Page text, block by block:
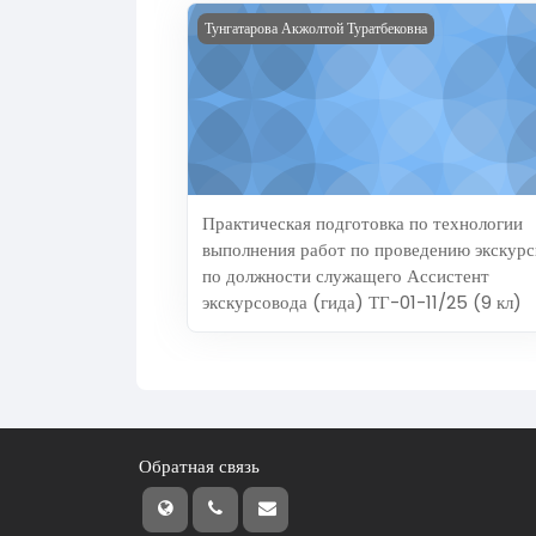
Изображение курса Практическая
Тунгатарова Акжолтой Туратбековна
Практическая подготовка по технологии
выполнения работ по проведению
по должности служащего Ассистент
экскурсовода (гида) ТГ-01-11/25 (9 кл)
Обратная связь